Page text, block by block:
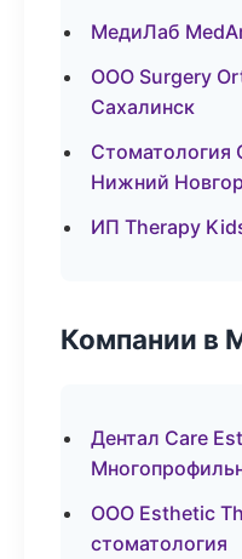
МедиЛаб
ООО Surgery
Сахалинск
Стоматология
Нижний
ИП Therapy
Компании в
Дентал Care
ООО Esthetic
стоматология